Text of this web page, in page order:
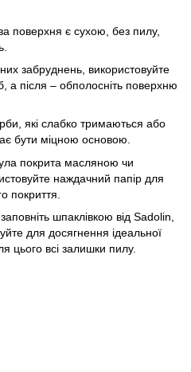
поверхня є сухою, без пилу,
забруднень, використовуйте
а після – обполосніть поверхню
які слабко тримаються або
бути міцною основою.
покрита масляною чи
наждачний папір для
покриття.
шпаклівкою від Sadolin,
для досягнення ідеальної
цього всі залишки пилу.